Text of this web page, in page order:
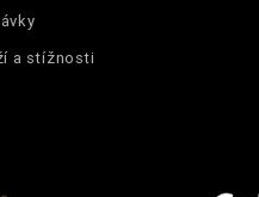
a stížnosti